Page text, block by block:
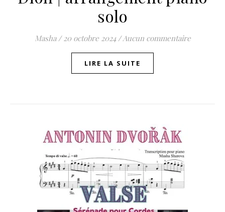
solo
Masha / 20 octobre 2024 /Aucun commentaire
LIRE LA SUITE